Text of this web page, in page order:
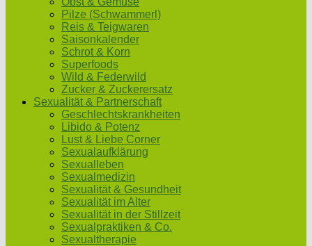
Pilze (Schwammerl)
Reis & Teigwaren
Saisonkalender
Schrot & Korn
Superfoods
Wild & Federwild
Zucker & Zuckerersatz
Sexualität & Partnerschaft
Geschlechtskrankheiten
Libido & Potenz
Lust & Liebe Corner
Sexualaufklärung
Sexualleben
Sexualmedizin
Sexualität & Gesundheit
Sexualität im Alter
Sexualität in der Stillzeit
Sexualpraktiken & Co.
Sexualtherapie